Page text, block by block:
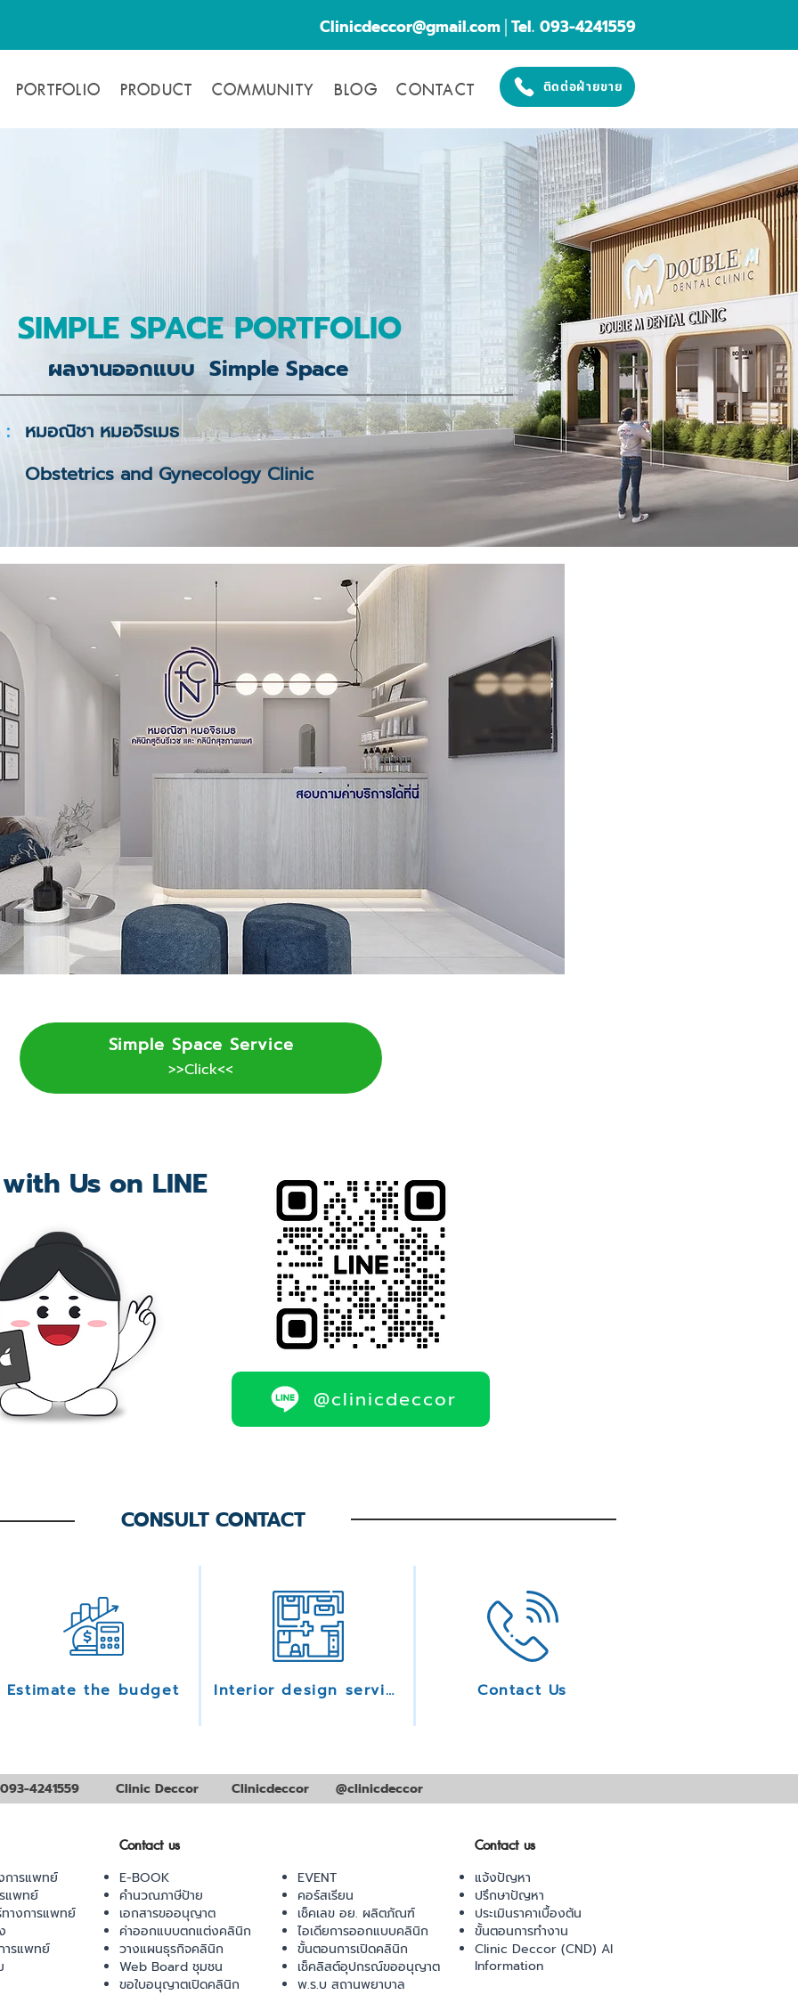
Clinicdeccor@gmail.com│Tel. 093-4241559
PORTFOLIO PRODUCT COMMUNITY BLOG CONTACT ติดต่อฝ่ายขาย
SIMPLE SPACE PORTFOLIO
ผลงานออกแบบ Simple Space
: หมอณิชา หมอจิรเมธ
Obstetrics and Gynecology Clinic
Simple Space Service
>>Click<<
@clinicdeccor
Us on LINE
CONSULT CONTACT
Estimate the budget Interior design services Contact Us
093-4241559 Clinic Deccor Clinicdeccor @clinicdeccor
ารแพทย์
แพทย์
ทางการแพทย์
ารแพทย์
Contact us
E-BOOK
คำนวณภาษีป้าย
เอกสารขออนุญาต
ค่าออกแบบตกแต่งคลินิก
วางแผนธุรกิจคลินิก
Web Board ชุมชน
ขอใบอนุญาตเปิดคลินิก
Contact us
EVENT
คอร์สเรียน
เช็คเลข อย. ผลิตภัณฑ์
ไอเดียการออกแบบคลินิก
ขั้นตอนการเปิดคลินิก
เช็คลิสต์อุปกรณ์ขออนุญาต
พ.ร.บ สถานพยาบาล
แจ้งปัญหา
ปรึกษาปัญหา
ประเมินราคาเบื้องต้น
ขั้นตอนการทำงาน
Clinic Deccor (CND) AI
Information